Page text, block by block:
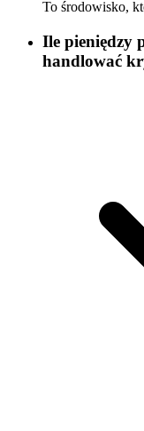
To środowisko,
Ile pieniędzy
handlować